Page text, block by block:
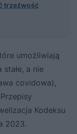
trzeźwość
umożliwiają
a nie
covidowa),
Kodeksu
2023.